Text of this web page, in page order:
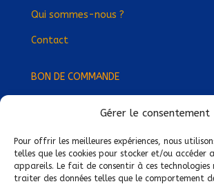
Gérer le consentement
Pour offrir les meilleures expériences, nous
telles que les cookies pour stocker et/ou accéder
appareils. Le fait de consentir à ces
traiter des données telles que le comportement
Qui sommes-nous ?
Contact
BON DE COMMANDE
Devenez Délégué·e Régional·e !
Trouvez-nous près de chez vous !
Mentions légales